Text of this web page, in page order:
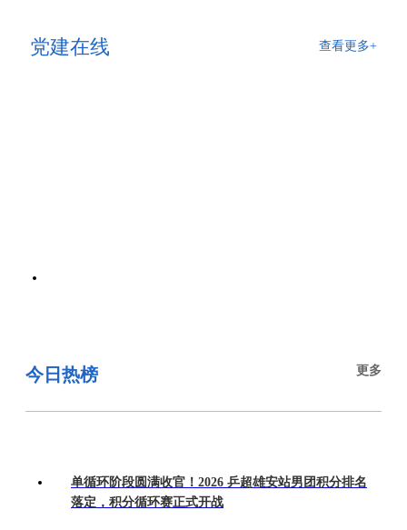
党建在线 查看更多+
今日热榜 更多
单循环阶段圆满收官！2026 乒超雄安站男团积分排名
落定，积分循环赛正式开战